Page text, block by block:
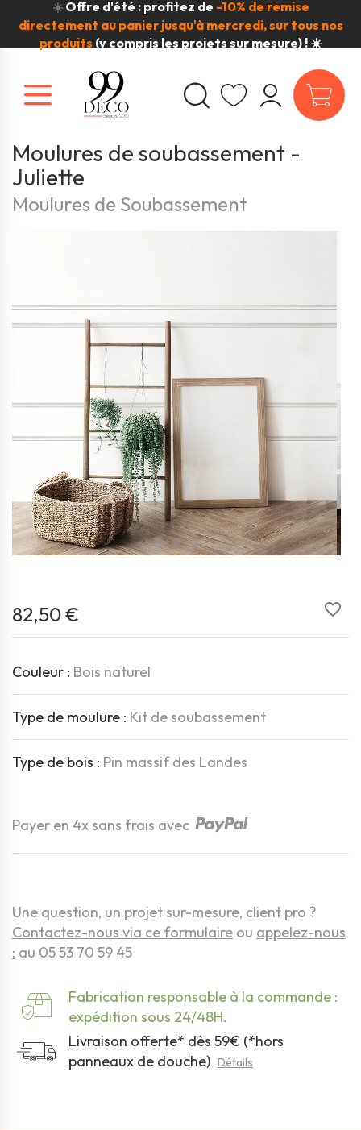
☀️ Offre d'été : profitez de -10% de remise
directement au panier jusqu'à mercredi, sur tous nos
produits (y compris les projets sur mesure) ! ☀️
Moulures de soubassement -
Juliette
Moulures de Soubassement
favorite_border
82,50 €
Couleur : Bois naturel
Type de moulure : Kit de soubassement
Type de bois : Pin massif des Landes
Payer en 4x sans frais avec
Une question, un projet sur-mesure, client pro ?
Contactez-nous via ce formulaire ou appelez-nous
: au 05 53 70 59 45
Fabrication responsable à la commande :
expédition sous 24/48H.
Livraison offerte* dès 59€ (*hors
panneaux de douche) Détails